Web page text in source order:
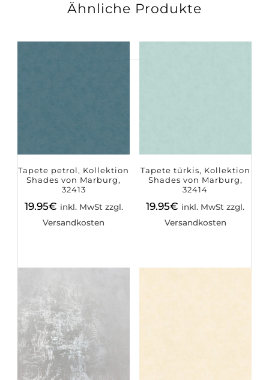
Ähnliche Produkte
Tapete petrol, Kollektion
Shades von Marburg,
32413
19.95€ inkl. MwSt zzgl.
Versandkosten
Tapete türkis, Kollektion
Shades von Marburg,
32414
19.95€ inkl. MwSt zzgl.
Versandkosten